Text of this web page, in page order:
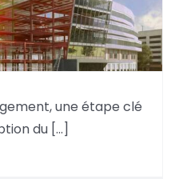
changement,
l’adoption du
une étape clé
du [...]